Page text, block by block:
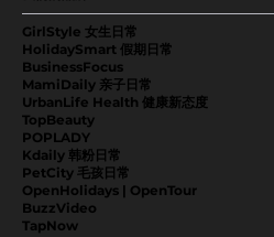
TapNow
GirlStyle 女生日常
HolidaySmart 假期日常
BusinessFocus
MamiDaily 亲子日常
UrbanLife Health 健康新态度
TopBeauty
POPLADY
Kdaily 韩粉日常
PetCity 毛孩日常
OpenHolidays | OpenTour
BuzzVideo